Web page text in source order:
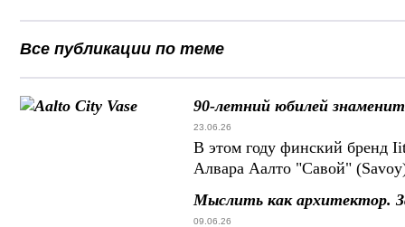
Все публикации по теме
90-летний юбилей
23.06.26
В этом году финский бренд
Алвара Аалто "Савой"
Мыслить как архитектор.
09.06.26